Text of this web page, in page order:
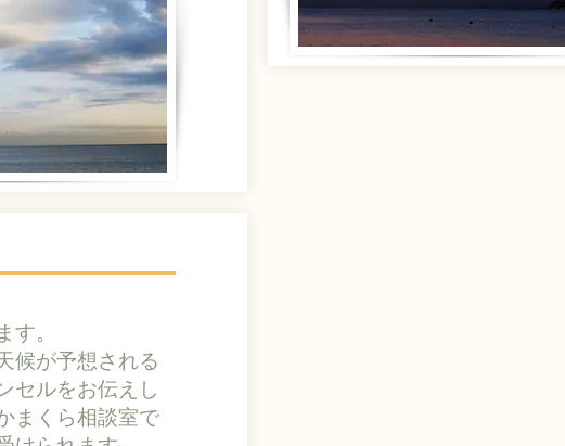
。
候が予想される
セルをお伝えし
まくら相談室で